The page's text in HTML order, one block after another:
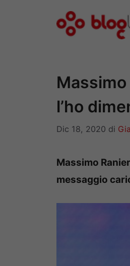
Massimo
l’ho
Dic 18, 2020 di
Massimo
messaggio